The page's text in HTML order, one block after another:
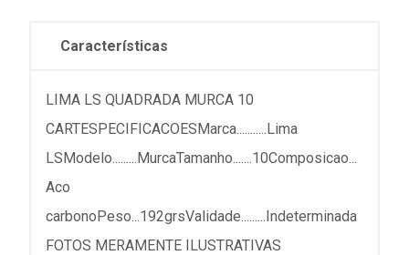
Características
LIMA LS QUADRADA MURCA 10
CARTESPECIFICACOESMarca...........Lima
LSModelo.........MurcaTamanho.......10Composicao...
Aco
carbonoPeso...192grsValidade.........Indeterminada
FOTOS MERAMENTE ILUSTRATIVAS